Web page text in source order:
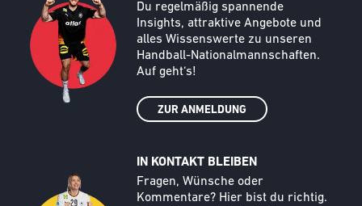
Du regelmäßig spannende
Insights, attraktive Angebote und
alles Wissenswerte zu unseren
Handball-Nationalmannschaften.
Auf geht‘s!
ZUR ANMELDUNG
Call to action image
IN KONTAKT BLEIBEN
Text
Fragen, Wünsche oder
Kommentare? Hier bist du richtig.